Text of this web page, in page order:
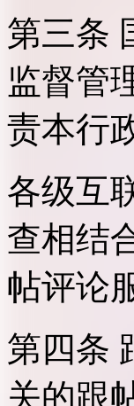
第三条
监督管
责本行
各级互
查相结
帖评论
第四条
关的跟